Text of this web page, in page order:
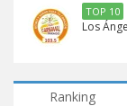
TOP 10
Los
Ranking